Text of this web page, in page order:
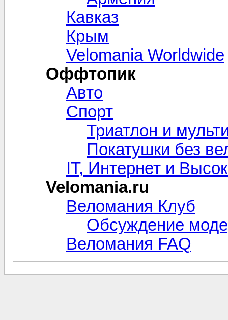
Кавказ
Крым
Velomania Worldwide
Оффтопик
Авто
Спорт
Триатлон и
Покатушки без
IT, Интернет и
Velomania.ru
Веломания Клуб
Обсуждение
Веломания FAQ